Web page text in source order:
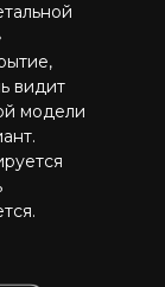
видит
модели